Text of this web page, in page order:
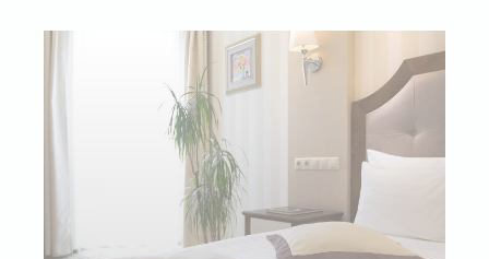
_deCookiesConsentID
D-edge
Cookie
Consent
consent on Cookies
and consent
Identifier.
_deCountryResp
Consent
and consent
_deCookiesConsentDeleteKey
D-edge
Cookie
Consent
Remember user's
consent on Cookies
and consent